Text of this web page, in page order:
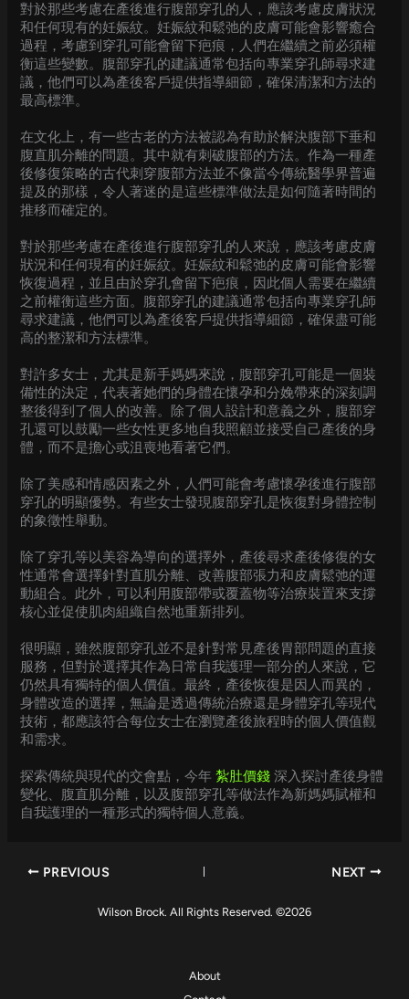
對於那些考慮在產後進行腹部穿孔的人，應該考慮皮膚狀況
和任何現有的妊娠紋。妊娠紋和鬆弛的皮膚可能會影響癒合
過程，考慮到穿孔可能會留下疤痕，人們在繼續之前必須權
衡這些變數。腹部穿孔的建議通常包括向專業穿孔師尋求建
議，他們可以為產後客戶提供指導細節，確保清潔和方法的
最高標準。
在文化上，有一些古老的方法被認為有助於解決腹部下垂和
腹直肌分離的問題。其中就有刺破腹部的方法。作為一種產
後修復策略的古代刺穿腹部方法並不像當今傳統醫學界普遍
提及的那樣，令人著迷的是這些標準做法是如何隨著時間的
推移而確定的。
對於那些考慮在產後進行腹部穿孔的人來說，應該考慮皮膚
狀況和任何現有的妊娠紋。妊娠紋和鬆弛的皮膚可能會影響
恢復過程，並且由於穿孔會留下疤痕，因此個人需要在繼續
之前權衡這些方面。腹部穿孔的建議通常包括向專業穿孔師
尋求建議，他們可以為產後客戶提供指導細節，確保盡可能
高的整潔和方法標準。
對許多女士，尤其是新手媽媽來說，腹部穿孔可能是一個裝
備性的決定，代表著她們的身體在懷孕和分娩帶來的深刻調
整後得到了個人的改善。除了個人設計和意義之外，腹部穿
孔還可以鼓勵一些女性更多地自我照顧並接受自己產後的身
體，而不是擔心或沮喪地看著它們。
除了美感和情感因素之外，人們可能會考慮懷孕後進行腹部
穿孔的明顯優勢。有些女士發現腹部穿孔是恢復對身體控制
的象徵性舉動。
除了穿孔等以美容為導向的選擇外，產後尋求產後修復的女
性通常會選擇針對直肌分離、改善腹部張力和皮膚鬆弛的運
動組合。此外，可以利用腹部帶或覆蓋物等治療裝置來支撐
核心並促使肌肉組織自然地重新排列。
很明顯，雖然腹部穿孔並不是針對常見產後胃部問題的直接
服務，但對於選擇其作為日常自我護理一部分的人來說，它
仍然具有獨特的個人價值。最終，產後恢復是因人而異的，
身體改造的選擇，無論是透過傳統治療還是身體穿孔等現代
技術，都應該符合每位女士在瀏覽產後旅程時的個人價值觀
和需求。
探索傳統與現代的交會點，今年紮肚價錢 深入探討產後身體
變化、腹直肌分離，以及腹部穿孔等做法作為新媽媽賦權和
自我護理的一種形式的獨特個人意義。
PREVIOUS NEXT
Wilson Brock. All Rights Reserved. ©2026
About